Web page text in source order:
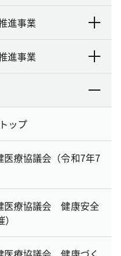
進事業
進事業
ップ
療協議会（令和7年7
医療協議会 健康安全